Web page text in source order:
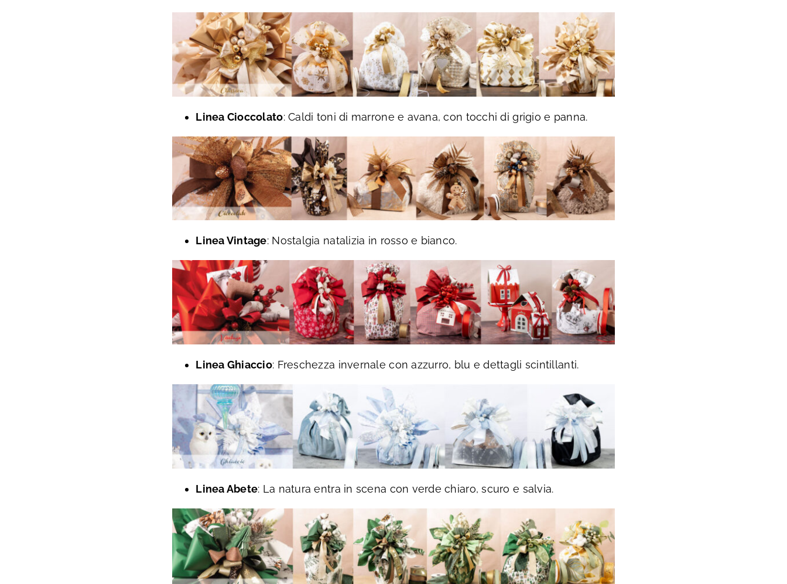
Linea Cioccolato: Caldi toni di marrone e avana, con tocchi di grigio e panna.
Linea Vintage: Nostalgia natalizia in rosso e bianco.
Linea Ghiaccio: Freschezza invernale con azzurro, blu e dettagli scintillanti.
Linea Abete: La natura entra in scena con verde chiaro, scuro e salvia.